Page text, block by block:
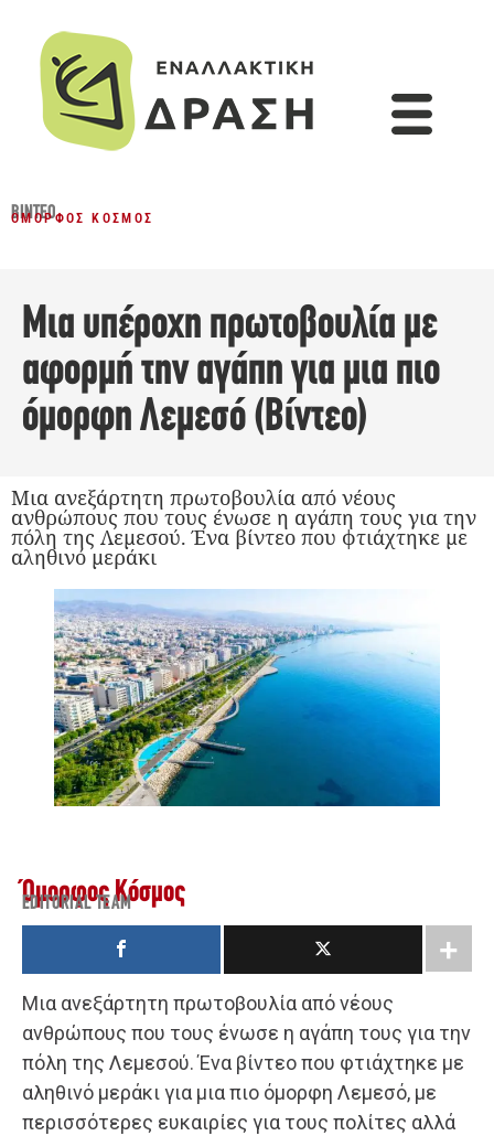
ΒΊΝΤΕΟ
ΌΜΟΡΦΟΣ ΚΌΣΜΟΣ
Μια υπέροχη πρωτοβουλία με
αφορμή την αγάπη για μια πιο
όμορφη Λεμεσό (Βίντεο)
Μια ανεξάρτητη πρωτοβουλία από νέους
ανθρώπους που τους ένωσε η αγάπη τους για την
πόλη της Λεμεσού. Ένα βίντεο που φτιάχτηκε με
αληθινό μεράκι
Όμορφος Κόσμος
EDITORIAL TEAM
Μια ανεξάρτητη πρωτοβουλία από νέους
ανθρώπους που τους ένωσε η αγάπη τους για την
πόλη της Λεμεσού. Ένα βίντεο που φτιάχτηκε με
αληθινό μεράκι για μια πιο όμορφη Λεμεσό, με
περισσότερες ευκαιρίες για τους πολίτες αλλά